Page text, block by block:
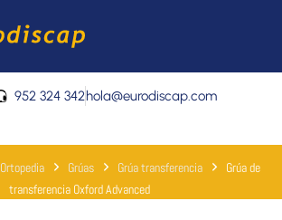
952 324 342hola@eurodiscap.com
Ortopedia Grúas Grúa transferencia
Grúa de
transferencia Oxford Advanced